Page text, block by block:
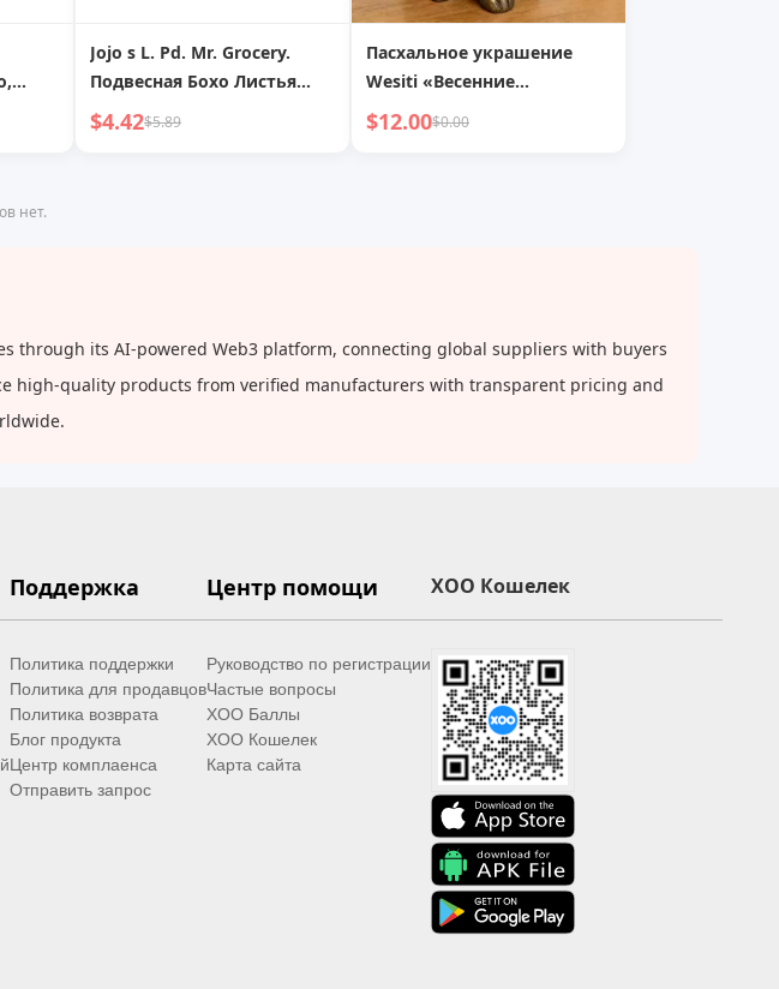
ТВ-
Jojo s L. Pd. Mr. Grocery.
Подвесная Бохо Листья
Хлопковая Нить Ручной
Работы Настенная | Номер
$4.42$5.89
Пасхальное украшение
Wesiti «Весенние
кролики»Мин. заказ: 5 шт.
Пожалуйста, закажите 5 и
$12.00$0.00
нет.
through its AI-powered Web3 platform, connecting global suppliers with buyers
high-quality products from verified manufacturers with transparent pricing and
Поддержка
Политика поддержки
Политика для продавцов
Политика возврата
Блог продукта
Центр комплаенса
Отправить запрос
Центр помощи
Руководство по регистрации
Частые вопросы
XOO Баллы
XOO Кошелек
Карта сайта
XOO Кошелек